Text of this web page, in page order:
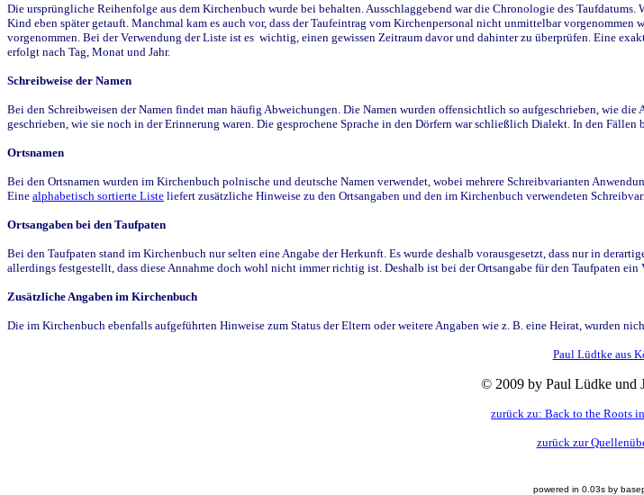
Die ursprüngliche Reihenfolge aus dem Kirchenbuch wurde bei behalten. Ausschlaggebend war die Chronologie des
Kind eben später getauft. Manchmal kam es auch vor, dass der Taufeintrag vom Kirchenpersonal nicht unmittelbar
vorgenommen. Bei der Verwendung der Liste ist es wichtig, einen gewissen Zeitraum davor und dahinter zu überprüfen. Eine
erfolgt nach Tag, Monat und Jahr.
Schreibweise der Namen
Bei den Schreibweisen der Namen findet man häufig Abweichungen. Die Namen wurden offensichtlich so aufgeschrieben, wie die
geschrieben, wie sie noch in der Erinnerung waren. Die gesprochene Sprache in den Dörfern war schließlich Dialekt. In den
Ortsnamen
Bei den Ortsnamen wurden im Kirchenbuch polnische und deutsche Namen verwendet, wobei mehrere Schreibvarianten
Eine alphabetisch sortierte Liste liefert zusätzliche Hinweise zu den Ortsangaben und den im Kirchenbuch verwendeten
Ortsangaben bei den Taufpaten
Bei den Taufpaten stand im Kirchenbuch nur selten eine Angabe der Herkunft. Es wurde deshalb vorausgesetzt, dass nur in
allerdings festgestellt, dass diese Annahme doch wohl nicht immer richtig ist. Deshalb ist bei der Ortsangabe für den Taufpaten
Zusätzliche Angaben im Kirchenbuch
Die im Kirchenbuch ebenfalls aufgeführten Hinweise zum Status der Eltern oder weitere Angaben wie z. B. eine Heirat, wurden
Paul Lüdtke aus
© 2009 by Paul Lüdke und
zurück zu: Back to the Roots
zurück zur
powered in 0.03s by